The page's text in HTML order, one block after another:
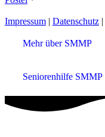
Impressum | Datenschutz |
Mehr über SMMP
Seniorenhilfe SMMP